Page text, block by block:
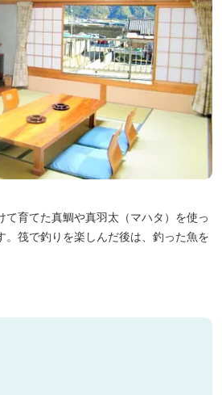
て育てた真鯛や真羽太（マハタ）を使っ
。筏で釣りを楽しんだ後は、釣った魚を